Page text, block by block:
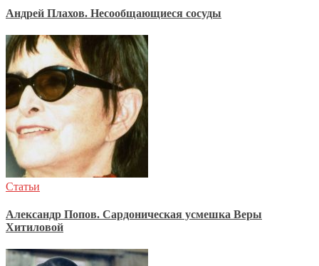
Андрей Плахов. Несообщающиеся сосуды
Статьи
Александр Попов. Сардоническая усмешка Веры
Хитиловой